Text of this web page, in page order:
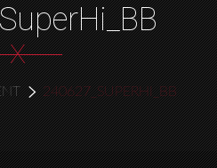
X
240627_SUPERHI_BB